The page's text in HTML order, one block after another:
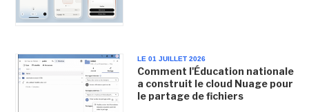
LE 01 JUILLET 2026
Comment l'Éducation nationale
a construit le cloud Nuage pour
le partage de fichiers